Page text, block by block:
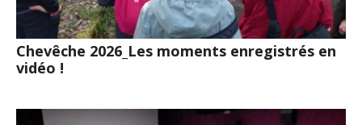
Chevêche 2026_Les moments enregistrés en
vidéo !